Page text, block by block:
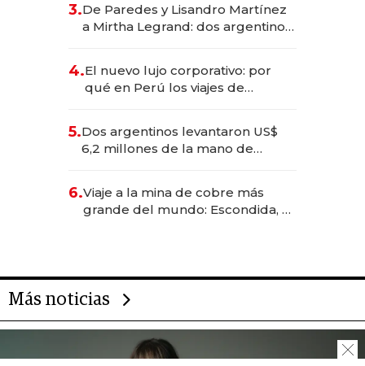
las marcas "fast premium"
3.De Paredes y Lisandro Martínez
a Mirtha Legrand: dos argentinos
4.El nuevo lujo corporativo: por
qué en Perú los viajes de
para convertirse en experiencias
transformadoras
5.Dos argentinos levantaron US$
6,2 millones de la mano de
6.Viaje a la mina de cobre más
grande del mundo: Escondida, el
Más noticias